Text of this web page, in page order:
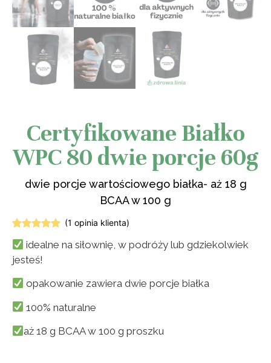
Certyfikowane Białko
WPC 80 dwie porcje 60g
dwie porcje wartościowego białka- aż 18 g
BCAA w 100 g
5.00na 5
na
podstawie
klienta
(1 opinia klienta)
idealne na siłownię, w podróży lub gdziekolwiek
jesteś!
opakowanie zawiera dwie porcje białka
100% naturalne
aż 18 g BCAA w 100 g proszku